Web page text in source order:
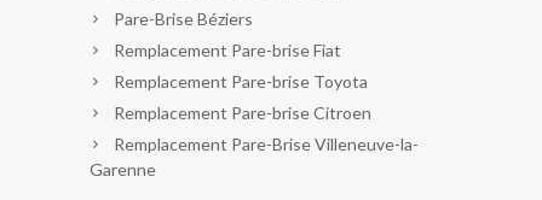
Pare-Brise Béziers
Remplacement Pare-brise Fiat
Remplacement Pare-brise Toyota
Remplacement Pare-brise Citroen
Remplacement Pare-Brise Villeneuve-la-
Garenne